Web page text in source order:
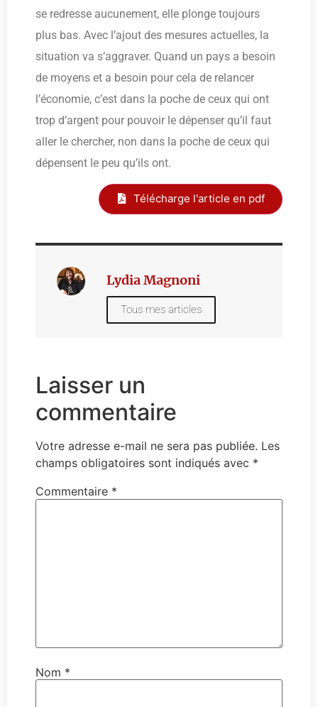
se redresse aucunement, elle plonge toujours
plus bas. Avec l’ajout des mesures actuelles, la
situation va s’aggraver. Quand un pays a besoin
de moyens et a besoin pour cela de relancer
l’économie, c’est dans la poche de ceux qui ont
trop d’argent pour pouvoir le dépenser qu’il faut
aller le chercher, non dans la poche de ceux qui
dépensent le peu qu’ils ont.
Télécharge l'article en pdf
Lydia Magnoni
Tous mes articles
Laisser un
commentaire
Votre adresse e-mail ne sera pas publiée. Les
champs obligatoires sont indiqués avec *
Commentaire *
Nom *